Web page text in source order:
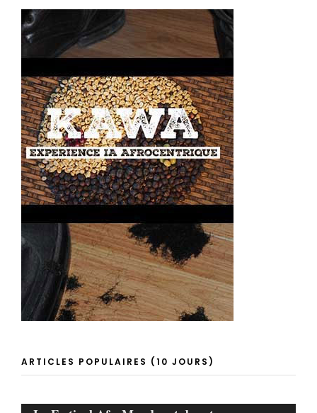
ARTICLES POPULAIRES (10 JOURS)